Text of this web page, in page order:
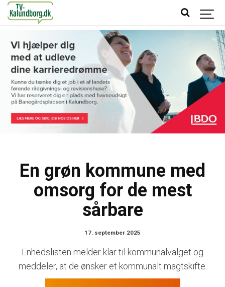
En grøn kommune med
omsorg for de mest
sårbare
17. september 2025
Enhedslisten melder klar til kommunalvalget og
meddeler, at de ønsker et kommunalt magtskifte.